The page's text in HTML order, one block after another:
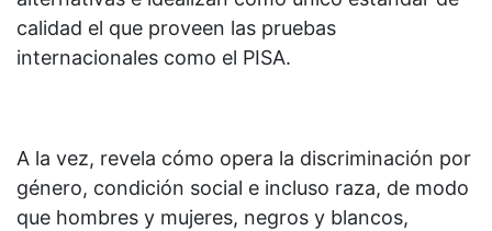
calidad el que proveen las pruebas
internacionales como el PISA.
A la vez, revela cómo opera la discriminación por
género, condición social e incluso raza, de modo
que hombres y mujeres, negros y blancos,